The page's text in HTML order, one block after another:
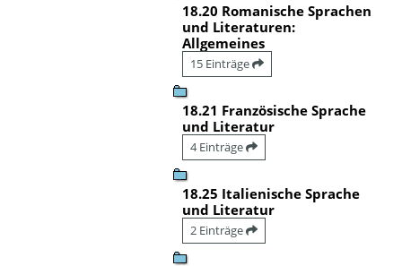
18.20 Romanische Sprachen
und Literaturen:
Allgemeines
15 Einträge
18.21 Französische Sprache
und Literatur
4 Einträge
18.25 Italienische Sprache
und Literatur
2 Einträge